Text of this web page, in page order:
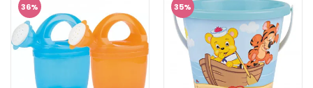
36% 35%